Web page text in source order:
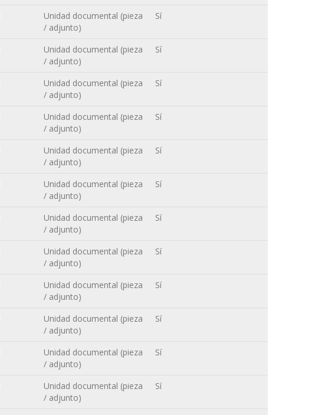
Unidad documental (pieza
/ adjunto)
Sí
Unidad documental (pieza
/ adjunto)
Sí
Unidad documental (pieza
/ adjunto)
Sí
Unidad documental (pieza
/ adjunto)
Sí
Unidad documental (pieza
/ adjunto)
Sí
Unidad documental (pieza
/ adjunto)
Sí
Unidad documental (pieza
/ adjunto)
Sí
Unidad documental (pieza
/ adjunto)
Sí
Unidad documental (pieza
/ adjunto)
Sí
Unidad documental (pieza
/ adjunto)
Sí
Unidad documental (pieza
/ adjunto)
Sí
Unidad documental (pieza
/ adjunto)
Sí